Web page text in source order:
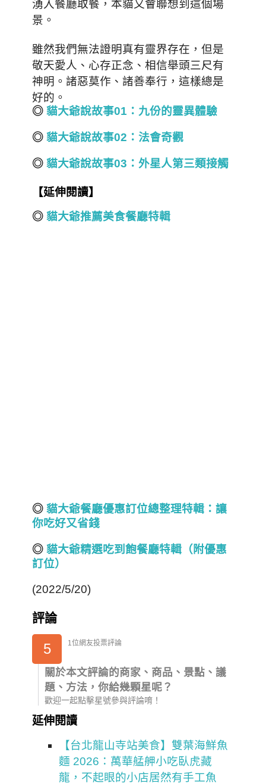
湧入餐廳取餐，本貓又會聯想到這個場
景。
雖然我們無法證明真有靈界存在，但是
敬天愛人、心存正念、相信舉頭三尺有
神明。諸惡莫作、諸善奉行，這樣總是
好的。
◎ 貓大爺說故事01：九份的靈異體驗
◎ 貓大爺說故事02：法會奇觀
◎ 貓大爺說故事03：外星人第三類接觸
【延伸閱讀】
◎ 貓大爺推薦美食餐廳特輯
◎ 貓大爺餐廳優惠訂位總整理特輯：讓
你吃好又省錢
◎ 貓大爺精選吃到飽餐廳特輯（附優惠
訂位）
(2022/5/20)
評論
5 1位網友投票評論
關於本文評論的商家、商品、景點、議
題、方法，你給幾顆星呢？
歡迎一起點擊星號參與評論唷！
延伸閱讀
【台北龍山寺站美食】雙葉海鮮魚
麵 2026：萬華艋舺小吃臥虎藏
龍，不起眼的小店居然有手工魚